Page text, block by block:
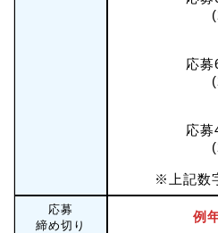
応募
応募
※上記数
応募
締め切り
例